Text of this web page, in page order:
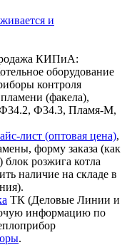
и
КИПиА:
оборудование
контроля
(факела),
Ф34.3, Пламя-М,
лист (оптовая цена),
форму заказа (как
блок розжига котла
наличие на складе в
ТК (Деловые Линии и
информацию по
.